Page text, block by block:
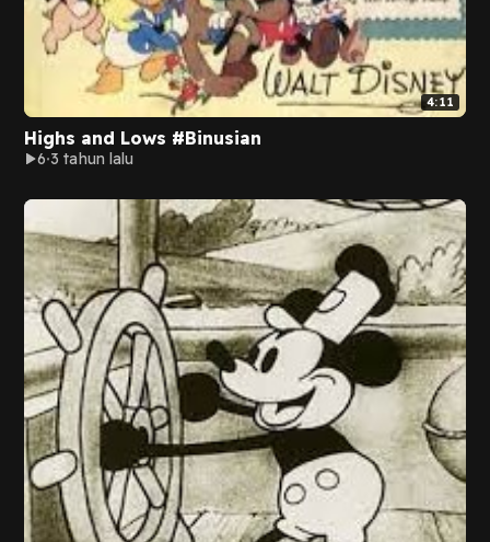
4:11
Highs and Lows #Binusian
6 3 tahun lalu